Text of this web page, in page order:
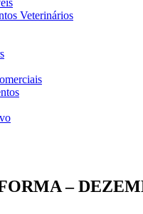
Veterinários
–